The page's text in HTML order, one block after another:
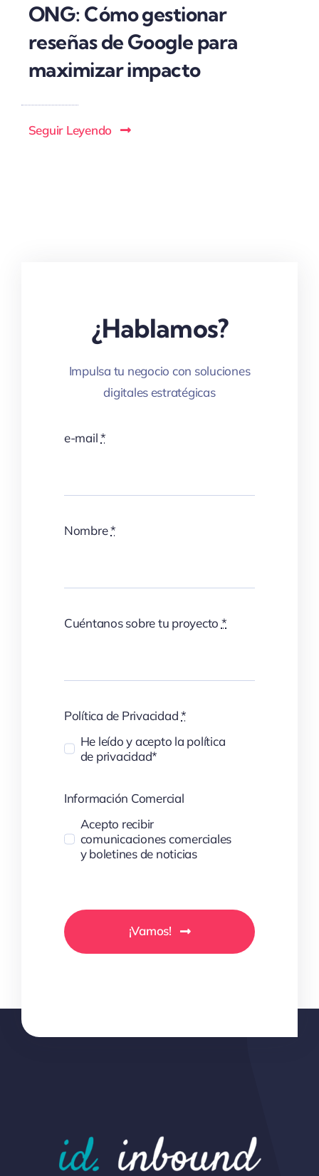
ONG: Cómo gestionar
reseñas de Google para
maximizar impacto
Seguir Leyendo
¿Hablamos?
Impulsa tu negocio con soluciones
digitales estratégicas
e-mail*
Nombre*
Cuéntanos sobre tu proyecto *
Política de Privacidad*
He leído y acepto la política
de privacidad*
Información Comercial
Acepto recibir
comunicaciones comerciales
y boletines de noticias
¡Vamos!